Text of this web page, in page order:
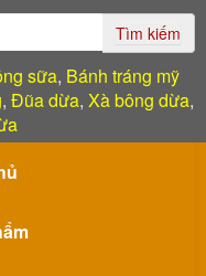
Tìm kiếm
sữa, Bánh tráng mỹ
, Đũa dừa, Xà bông dừa,